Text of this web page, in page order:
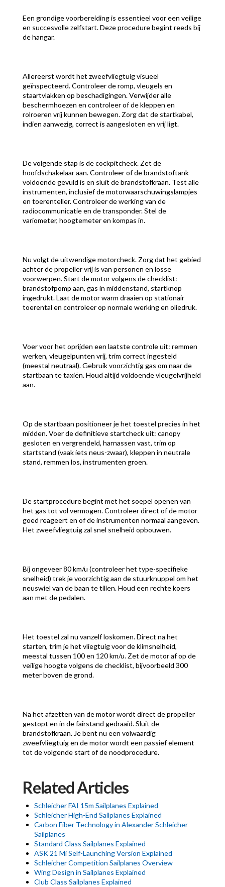
Een grondige voorbereiding is essentieel voor een veilige
en succesvolle zelfstart. Deze procedure begint reeds bij
de hangar.
Allereerst wordt het zweefvliegtuig visueel
geïnspecteerd. Controleer de romp, vleugels en
staartvlakken op beschadigingen. Verwijder alle
beschermhoezen en controleer of de kleppen en
rolroeren vrij kunnen bewegen. Zorg dat de startkabel,
indien aanwezig, correct is aangesloten en vrij ligt.
De volgende stap is de cockpitcheck. Zet de
hoofdschakelaar aan. Controleer of de brandstoftank
voldoende gevuld is en sluit de brandstofkraan. Test alle
instrumenten, inclusief de motorwaarschuwingslampjes
en toerenteller. Controleer de werking van de
radiocommunicatie en de transponder. Stel de
variometer, hoogtemeter en kompas in.
Nu volgt de uitwendige motorcheck. Zorg dat het gebied
achter de propeller vrij is van personen en losse
voorwerpen. Start de motor volgens de checklist:
brandstofpomp aan, gas in middenstand, startknop
ingedrukt. Laat de motor warm draaien op stationair
toerental en controleer op normale werking en oliedruk.
Voer voor het oprijden een laatste controle uit: remmen
werken, vleugelpunten vrij, trim correct ingesteld
(meestal neutraal). Gebruik voorzichtig gas om naar de
startbaan te taxiën. Houd altijd voldoende vleugelvrijheid
aan.
Op de startbaan positioneer je het toestel precies in het
midden. Voer de definitieve startcheck uit: canopy
gesloten en vergrendeld, harnassen vast, trim op
startstand (vaak iets neus-zwaar), kleppen in neutrale
stand, remmen los, instrumenten groen.
De startprocedure begint met het soepel openen van
het gas tot vol vermogen. Controleer direct of de motor
goed reageert en of de instrumenten normaal aangeven.
Het zweefvliegtuig zal snel snelheid opbouwen.
Bij ongeveer 80 km/u (controleer het type-specifieke
snelheid) trek je voorzichtig aan de stuurknuppel om het
neuswiel van de baan te tillen. Houd een rechte koers
aan met de pedalen.
Het toestel zal nu vanzelf loskomen. Direct na het
starten, trim je het vliegtuig voor de klimsnelheid,
meestal tussen 100 en 120 km/u. Zet de motor af op de
veilige hoogte volgens de checklist, bijvoorbeeld 300
meter boven de grond.
Na het afzetten van de motor wordt direct de propeller
gestopt en in de fairstand gedraaid. Sluit de
brandstofkraan. Je bent nu een volwaardig
zweefvliegtuig en de motor wordt een passief element
tot de volgende start of de noodprocedure.
Related Articles
Schleicher FAI 15m Sailplanes Explained
Schleicher High-End Sailplanes Explained
Carbon Fiber Technology in Alexander Schleicher
Sailplanes
Standard Class Sailplanes Explained
ASK 21 Mi Self-Launching Version Explained
Schleicher Competition Sailplanes Overview
Wing Design in Sailplanes Explained
Club Class Sailplanes Explained